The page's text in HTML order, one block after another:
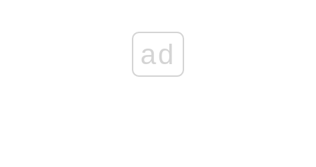
ad